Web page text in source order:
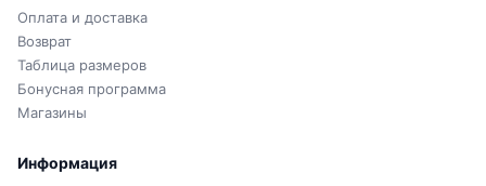
Оплата и доставка
Возврат
Таблица размеров
Бонусная программа
Магазины
Информация